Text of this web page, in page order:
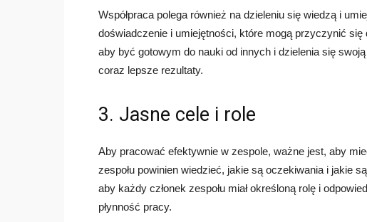
Współpraca polega również na dzieleniu się wiedzą i
doświadczenie i umiejętności, które mogą przyczynić
aby być gotowym do nauki od innych i dzielenia się
coraz lepsze rezultaty.
3. Jasne cele i role
Aby pracować efektywnie w zespole, ważne jest, aby
zespołu powinien wiedzieć, jakie są oczekiwania i jakie
aby każdy członek zespołu miał określoną rolę i
płynność pracy.